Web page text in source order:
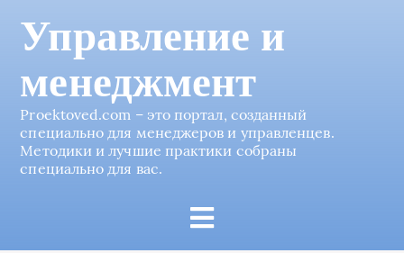
Управление и
менеджмент
Proektoved.com – это портал, созданный
специально для менеджеров и управленцев.
Методики и лучшие практики собраны
специально для вас.